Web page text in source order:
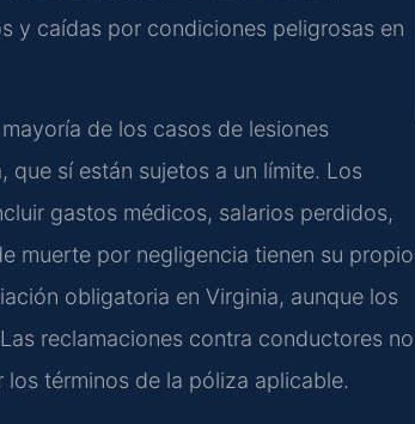
y caídas por condiciones peligrosas en
de los casos de lesiones
sí están sujetos a un límite. Los
gastos médicos, salarios perdidos,
muerte por negligencia tienen su propio
obligatoria en Virginia, aunque los
reclamaciones contra conductores no
términos de la póliza aplicable.